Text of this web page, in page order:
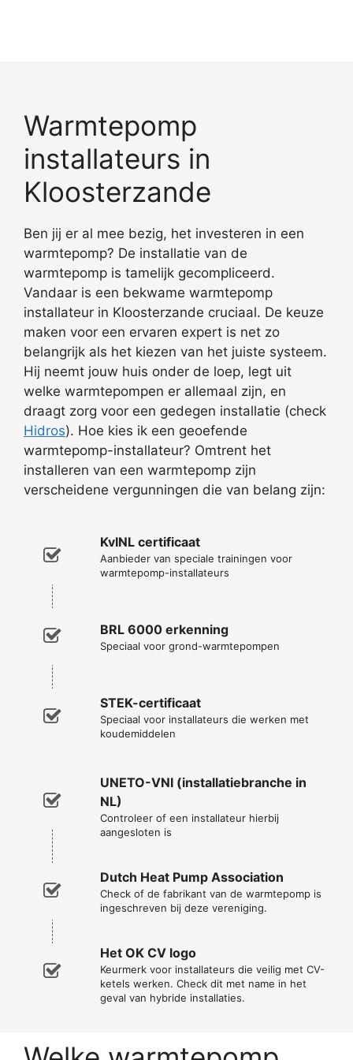
Warmtepomp
installateurs in
Kloosterzande
Ben jij er al mee bezig, het investeren in een
warmtepomp? De installatie van de
warmtepomp is tamelijk gecompliceerd.
Vandaar is een bekwame warmtepomp
installateur in Kloosterzande cruciaal. De keuze
maken voor een ervaren expert is net zo
belangrijk als het kiezen van het juiste systeem.
Hij neemt jouw huis onder de loep, legt uit
welke warmtepompen er allemaal zijn, en
draagt zorg voor een gedegen installatie (check
Hidros). Hoe kies ik een geoefende
warmtepomp-installateur? Omtrent het
installeren van een warmtepomp zijn
verscheidene vergunningen die van belang zijn:
KvINL certificaat
Aanbieder van speciale trainingen voor
warmtepomp-installateurs
BRL 6000 erkenning
Speciaal voor grond-warmtepompen
STEK-certificaat
Speciaal voor installateurs die werken met
koudemiddelen
UNETO-VNI (installatiebranche in
NL)
Controleer of een installateur hierbij
aangesloten is
Dutch Heat Pump Association
Check of de fabrikant van de warmtepomp is
ingeschreven bij deze vereniging.
Het OK CV logo
Keurmerk voor installateurs die veilig met CV-
ketels werken. Check dit met name in het
geval van hybride installaties.